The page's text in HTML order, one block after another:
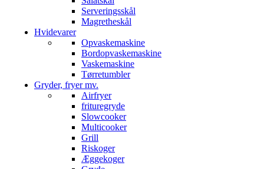
Serveringsskål
Magretheskål
Hvidevarer
Opvaskemaskine
Bordopvaskemaskine
Vaskemaskine
Tørretumbler
Gryder, fryer mv.
Airfryer
frituregryde
Slowcooker
Multicooker
Grill
Riskoger
Æggekoger